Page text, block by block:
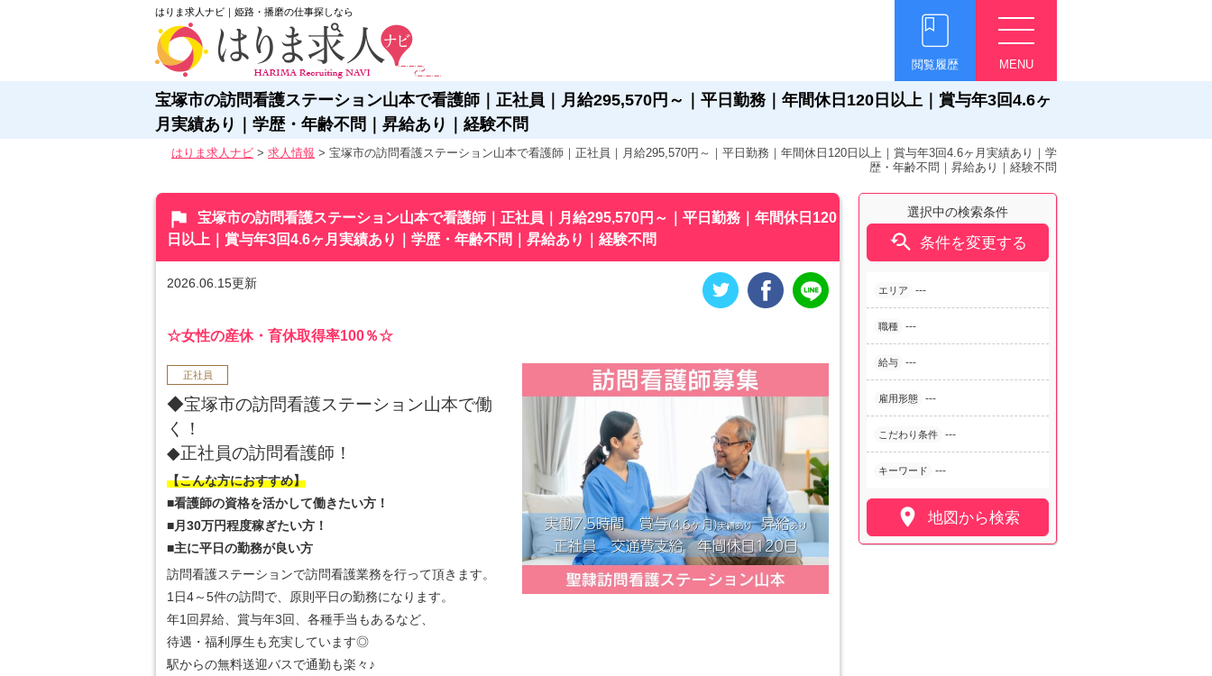
はりま求人ナビ｜姫路・播磨の仕事探しなら
MENU
閲覧履歴
宝塚市の訪問看護ステーション山本で看護師｜正社員｜月給295,570円～｜平日勤務｜年間休日120日以上｜賞与年3回4.6ヶ
月実績あり｜学歴・年齢不問｜昇給あり｜経験不問
はりま求人ナビ > 求人情報 > 宝塚市の訪問看護ステーション山本で看護師｜正社員｜月給295,570円～｜平日勤務｜年間休日120日以上｜賞与年3回4.6ヶ月実績あり｜学
歴・年齢不問｜昇給あり｜経験不問
選択中の検索条件
 条件を変更する
エリア ---
職種 ---
給与 ---
雇用形態 ---
こだわり条件 ---
キーワード ---
 地図から検索
flag
宝塚市の訪問看護ステーション山本で看護師｜正社員｜月給295,570円～｜平日勤務｜年間休日120
日以上｜賞与年3回4.6ヶ月実績あり｜学歴・年齢不問｜昇給あり｜経験不問
2026.06.15更新
☆女性の産休・育休取得率100％☆
正社員
◆宝塚市の訪問看護ステーション山本で働
く！
◆正社員の訪問看護師！
【こんな方におすすめ】
■看護師の資格を活かして働きたい方！
■月30万円程度稼ぎたい方！
■主に平日の勤務が良い方
訪問看護ステーションで訪問看護業務を行って頂きます。
1日4～5件の訪問で、原則平日の勤務になります。
年1回昇給、賞与年3回、各種手当もあるなど、
待遇・福利厚生も充実しています◎
駅からの無料送迎バスで通勤も楽々♪